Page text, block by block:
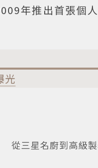
年推出首張個
光
從三星名廚到高級